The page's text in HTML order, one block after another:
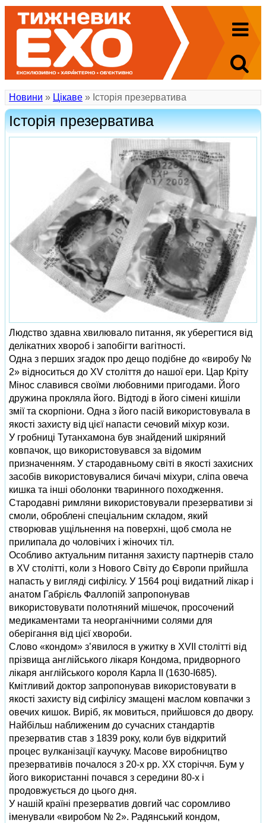
Новини » Цікаве » Історія презерватива
Історія презерватива
Людство здавна хвилювало питання, як уберегтися від
делікатних хвороб і запобігти вагітності.
Одна з перших згадок про дещо подібне до «виробу №
2» відноситься до XV століття до нашої ери. Цар Кріту
Мінос славився своїми любовними пригодами. Його
дружина прокляла його. Відтоді в його сімені кишіли
змії та скорпіони. Одна з його пасій використовувала в
якості захисту від цієї напасти сечовий міхур кози.
У гробниці Тутанхамона був знайдений шкіряний
ковпачок, що використовувався за відомим
призначенням. У стародавньому світі в якості захисних
засобів використовувалися бичачі міхури, сліпа овеча
кишка та інші оболонки тваринного походження.
Стародавні римляни використовували презервативи зі
смоли, оброблені спеціальним складом, який
створював ущільнення на поверхні, щоб смола не
прилипала до чоловічих і жіночих тіл.
Особливо актуальним питання захисту партнерів стало
в XV столітті, коли з Нового Світу до Європи прийшла
напасть у вигляді сифілісу. У 1564 році видатний лікар і
анатом Габрієль Фаллопій запропонував
використовувати полотняний мішечок, просочений
медикаментами та неорганічними солями для
оберігання від цієї хвороби.
Слово «кондом» з’явилося в ужитку в XVII столітті від
прізвища англійського лікаря Кондома, придворного
лікаря англійського короля Карла II (1630‑I685).
Кмітливий доктор запропонував використовувати в
якості захисту від сифілісу змащені маслом ковпачки з
овечих кишок. Виріб, як мовиться, прийшовся до двору.
Найбільш наближеним до сучасних стандартів
презерватив став з 1839 року, коли був відкритий
процес вулканізації каучуку. Масове виробництво
презервативів почалося з 20‑х рр. ХХ сторіччя. Бум у
його використанні почався з середини 80‑х і
продовжується до цього дня.
У нашій країні презерватив довгий час соромливо
іменували «виробом № 2». Радянський кондом,